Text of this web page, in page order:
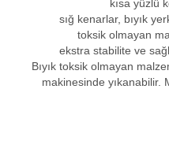
kısa yüzlü
sığ kenarlar, bıyık
toksik olmayan
ekstra stabilite ve
Bıyık toksik olmayan
makinesinde yıkanabilir.